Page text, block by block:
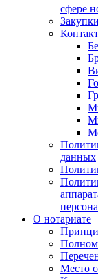
сфере
Закупки
данных
О нотариате
Место